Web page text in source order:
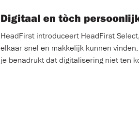
Digitaal en tòch
HeadFirst introduceert HeadFirst
elkaar snel en makkelijk kunnen
je benadrukt dat digitalisering niet ten